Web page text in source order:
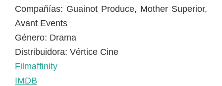
Compañías: Guainot Produce, Mother Superior,
Avant Events
Género: Drama
Distribuidora: Vértice Cine
Filmaffinity
IMDB